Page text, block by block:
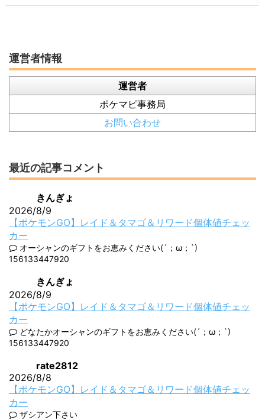
運営者情報
運営者
ポケマピ事務局
お問い合わせ
最近の記事コメント
きんぎょ
2026/8/9
【ポケモンGO】レイド＆タマゴ＆リワード個体値チェッ
カー
オーシャンのギフトをお恵みください(´；ω；`)
156133447920
きんぎょ
2026/8/9
【ポケモンGO】レイド＆タマゴ＆リワード個体値チェッ
カー
どなたかオーシャンのギフトをお恵みください(´；ω；`)
156133447920
rate2812
2026/8/8
【ポケモンGO】レイド＆タマゴ＆リワード個体値チェッ
カー
ザシアン下さい